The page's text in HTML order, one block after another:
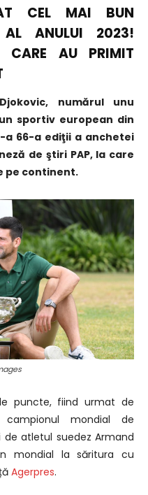
CEL MAI BUN
AL ANULUI 2023!
CARE AU PRIMIT
numărul unu
sportiv european din
a 66-a ediţii a anchetei
de ştiri PAP, la care
pe continent.
puncte, fiind urmat de
campionul mondial de
de atletul suedez Armand
mondial la săritura cu
Agerpres.